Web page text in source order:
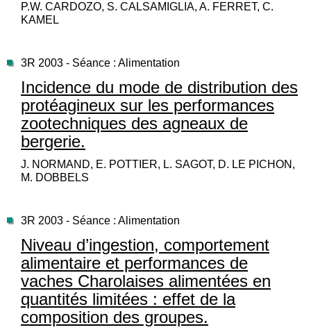
P.W. CARDOZO, S. CALSAMIGLIA, A. FERRET, C.
KAMEL
3R 2003 - Séance : Alimentation
Incidence du mode de distribution des
protéagineux sur les performances
zootechniques des agneaux de
bergerie.
J. NORMAND, E. POTTIER, L. SAGOT, D. LE PICHON,
M. DOBBELS
3R 2003 - Séance : Alimentation
Niveau d’ingestion, comportement
alimentaire et performances de
vaches Charolaises alimentées en
quantités limitées : effet de la
composition des groupes.